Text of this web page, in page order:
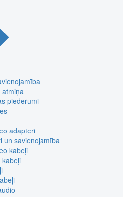
atmiņa
piederumi
adapteri
un savienojamība
kabeļi
kabeļi